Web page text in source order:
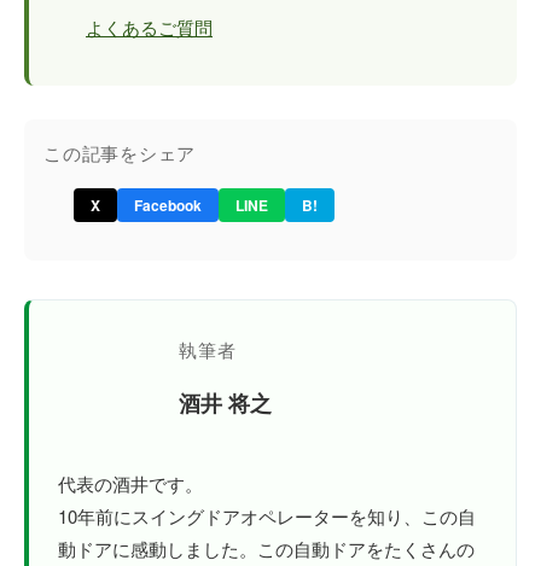
よくあるご質問
この記事をシェア
X Facebook LINE B!
執筆者
酒井 将之
代表の酒井です。
10年前にスイングドアオペレーターを知り、この自
動ドアに感動しました。この自動ドアをたくさんの